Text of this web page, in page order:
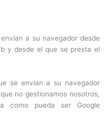
a su navegador desde
y desde el que se presta el
se envían a su navegador
no gestionamos nosotros,
como pueda ser Google